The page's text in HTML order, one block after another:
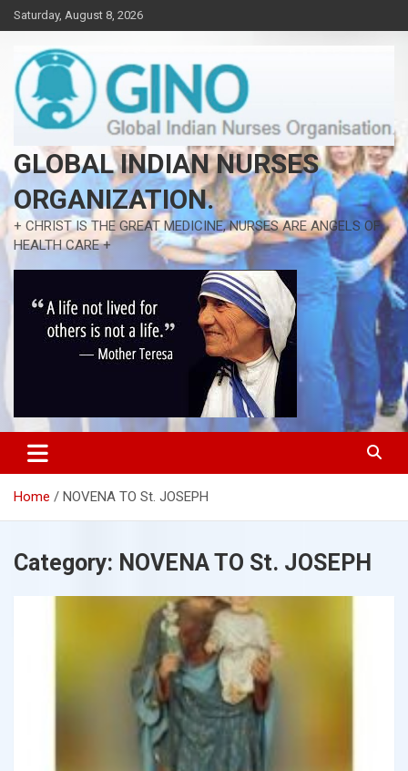
Skip
to
content
Saturday, August 8, 2026
GLOBAL INDIAN NURSES
ORGANIZATION.
+ CHRIST IS THE GREAT MEDICINE, NURSES ARE ANGELS OF
HEALTH CARE +
Home NOVENA TO St. JOSEPH
Category: NOVENA TO St. JOSEPH